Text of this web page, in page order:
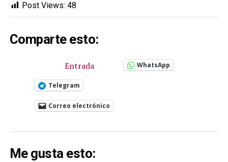
Post Views: 48
Comparte esto:
Entrada WhatsApp
Telegram
Correo electrónico
Me gusta esto: